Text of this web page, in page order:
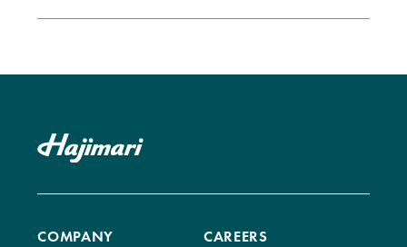
COMPANY CAREERS